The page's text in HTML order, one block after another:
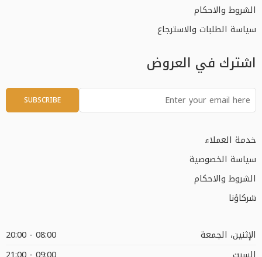
الشروط والاحكام
سياسة الطلبات والاسترجاع
اشترك في العروض
خدمة العملاء
سياسة الخصوصية
الشروط والاحكام
شركاؤنا
الإثنين، الجمعة
08:00 - 20:00